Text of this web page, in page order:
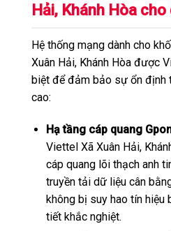
Hải, Khánh Hòa
Hệ thống mạng dành cho
Xuân Hải, Khánh Hòa được
biệt để đảm bảo sự ổn định
cao:
Hạ tầng cáp quang
Viettel Xã Xuân Hải,
cáp quang lõi thạch anh
truyền tải dữ liệu cân
không bị suy hao tín
tiết khắc nghiệt.